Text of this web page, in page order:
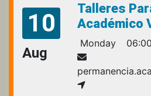
10
Aug
Talleres
Académico
Monday